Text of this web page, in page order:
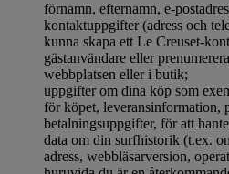
förnamn, efternamn, e-
kontaktuppgifter (adress och
kunna skapa ett Le Creuset-
gästanvändare eller
webbplatsen eller i butik;
uppgifter om dina köp som
för köpet, leveransinformation,
betalningsuppgifter, för att
data om din surfhistorik (t.ex.
adress, webbläsarversion,